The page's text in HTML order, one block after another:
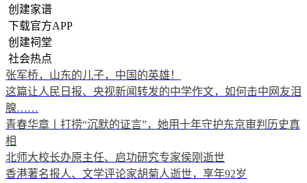
创建家谱
下载官方APP
创建祠堂
社会热点
张军桥，山东的儿子，中国的英雄！
这篇让人民日报、央视新闻转发的中学作文，如何击中网友泪
腺……
青春华章丨打捞“沉默的证言”，她用十年守护东京审判历史真
相
北师大校长办原主任、启功研究专家侯刚逝世
香港著名报人、文学评论家胡菊人逝世，享年92岁